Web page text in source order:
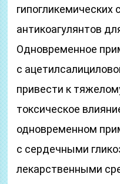
гипогликемических
антикоагулянтов
Одновременное
с
привести к
токсическое
одновременном
с сердечными
лекарственными